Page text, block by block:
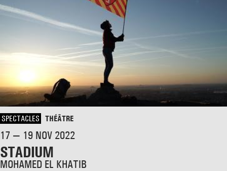
SPECTACLES THÉÂTRE
17 — 19 NOV 2022
STADIUM
MOHAMED EL KHATIB